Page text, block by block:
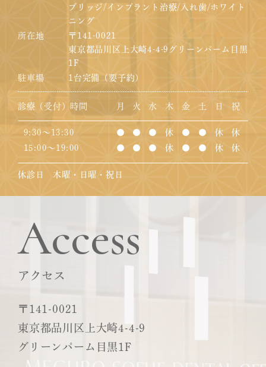
ブリッジ/インプラント治療/入れ歯/ホワイト
ニング
所在地
〒141-0021
東京都品川区上大崎4-4-9グリーンパーム目黒
1F
駐車場
1台完備（要予約）
診療（受付）時間 月 火 水 木 金 土 日 祝
9:30～13:30 ● ● ● 休 ● ● 休
休
15:00～19:00
● ● ● 休 ● ● 休 休
休診日 木曜・日曜・祝日
Access
アクセス
〒141-0021
東京都品川区上大崎4-4-9
グリーンパーム目黒1F